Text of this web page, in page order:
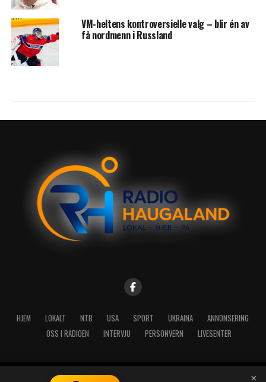
VM-heltens kontroversielle valg – blir én av
få nordmenn i Russland
HJEM LOKALT NTB USA SPORT UKRAINA
ANNONSERING
OSS I RADIOEN
INTERVJU PERSONVERN LIVESENTER
Copyright © 2026 A-Media AS | Radio Haugaland - Haraldsgata 114, ×